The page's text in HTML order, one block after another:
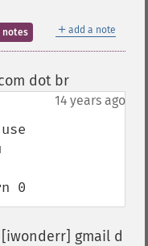
＋ add a note
notes
dot br¶
14 years ago
0
gmail d